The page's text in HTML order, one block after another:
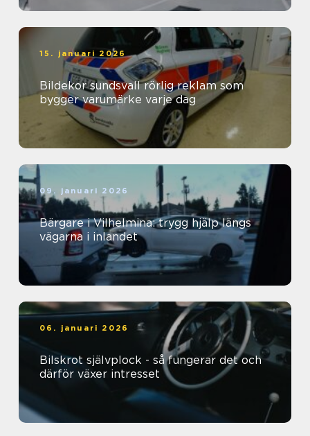
15. januari 2026
Bildekor sundsvall rörlig reklam som
bygger varumärke varje dag
09. januari 2026
Bärgare i Vilhelmina: trygg hjälp längs
vägarna i inlandet
06. januari 2026
Bilskrot självplock - så fungerar det och
därför växer intresset